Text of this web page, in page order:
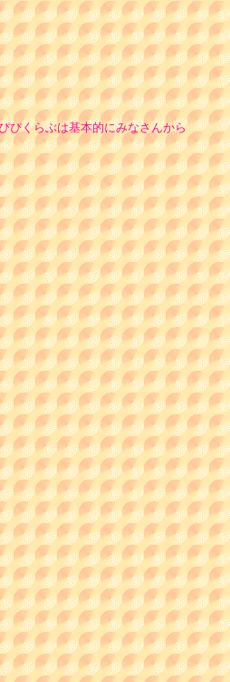
ぴくらぶは基本的にみなさんから